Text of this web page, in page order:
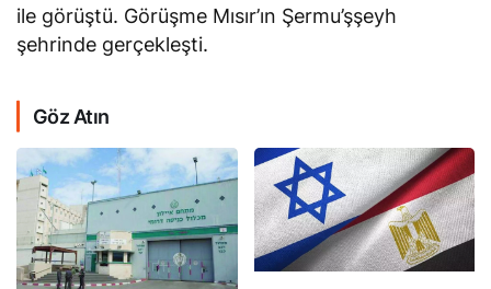
ile görüştü. Görüşme Mısır’ın Şermu’şşeyh
şehrinde gerçekleşti.
Göz Atın